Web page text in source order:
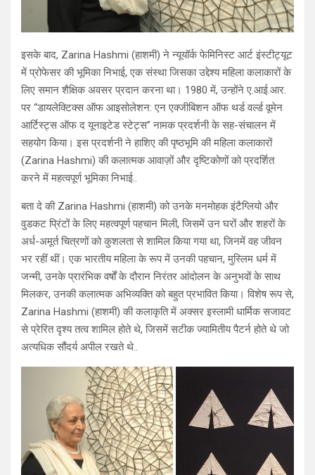
इसके बाद, Zarina Hashmi (हाशमी) ने न्यूयॉर्क फेमिनिस्ट आर्ट इंस्टीट्यूट
में प्रोफेसर की भूमिका निभाई, एक संस्था जिसका उद्देश्य महिला कलाकारों के
लिए समान शैक्षिक अवसर प्रदान करना था। 1980 में, उन्होंने ए.आई.आर.
पर “डायलेक्टिक्स ऑफ आइसोलेशन: एन एक्जीबिशन ऑफ थर्ड वर्ल्ड वूमेन
आर्टिस्ट्स ऑफ द यूनाइटेड स्टेट्स” नामक प्रदर्शनी के सह-संचालन में
सहयोग किया। इस प्रदर्शनी ने हाशिए की पृष्ठभूमि की महिला कलाकारों
(Zarina Hashmi) की कलात्मक आवाज़ों और दृष्टिकोणों को प्रदर्शित
करने में महत्वपूर्ण भूमिका निभाई..
बता दे की Zarina Hashmi (हाशमी) को उनके मनमोहक इंटैग्लियो और
वुडकट प्रिंटों के लिए महत्वपूर्ण पहचान मिली, जिसमें उन घरों और शहरों के
अर्ध-अमूर्त चित्रणों को कुशलता से शामिल किया गया था, जिनमें वह जीवन
भर रहीं थीं। एक भारतीय महिला के रूप में उनकी पहचान, मुस्लिम धर्म में
जन्मी, उनके प्रारंभिक वर्षों के दौरान निरंतर आंदोलन के अनुभवों के साथ
मिलकर, उनकी कलात्मक अभिव्यक्ति को बहुत प्रभावित किया। विशेष रूप से,
Zarina Hashmi (हाशमी) की कलाकृति में अक्सर इस्लामी धार्मिक सजावट
से प्रेरित दृश्य तत्व शामिल होते थे, जिसमें सटीक ज्यामितीय पैटर्न होते थे जो
अत्यधिक सौंदर्य अपील रखते थे..